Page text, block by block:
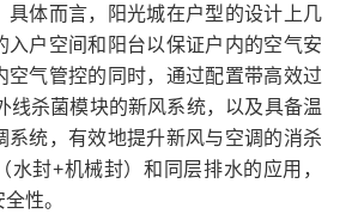
具体而言，阳光城在户型的设计上几
入户空间和阳台以保证户内的空气安
空气管控的同时，通过配置带高效过
线杀菌模块的新风系统，以及具备温
系统，有效地提升新风与空调的消杀
水封+机械封）和同层排水的应用，
性。